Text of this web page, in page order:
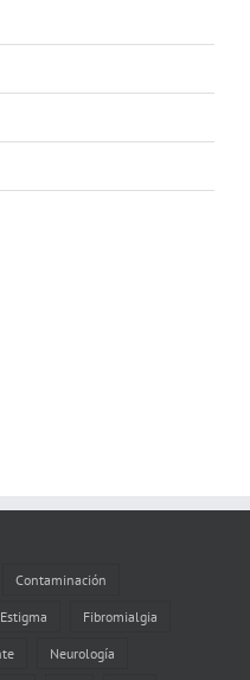
Contaminación
Estigma Fibromialgia
Neurología